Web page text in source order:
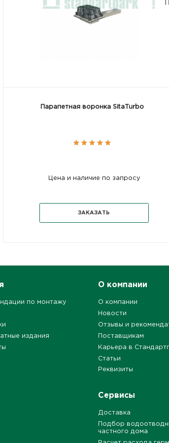
Парапетная воронка SitaTurbo
Цена и наличие по запросу
ЗАКАЗАТЬ
по монтажу
издания
О компании
О компании
Новости
Отзывы и
Поставщикам
Карьера в
Статьи
Реквизиты
Сервисы
Доставка
Подбор
частного дома